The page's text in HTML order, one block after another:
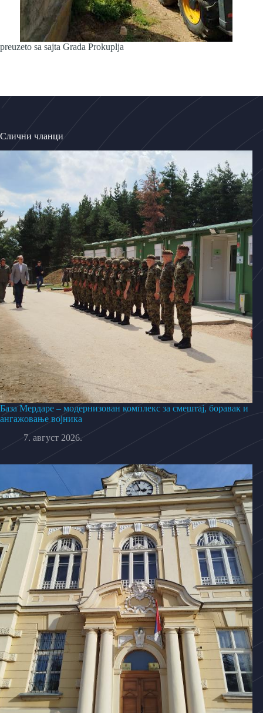
preuzeto sa sajta Grada Prokuplja
Слични чланци
База Мердаре – модернизован комплекс за смештај, боравак и
ангажовање војника
7. август 2026.